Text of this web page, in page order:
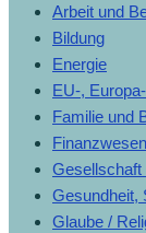
Arbeit und
Bildung
Energie
EU-,
Familie und
Finanzwesen
Gesellschaft
Gesundheit,
Glaube /